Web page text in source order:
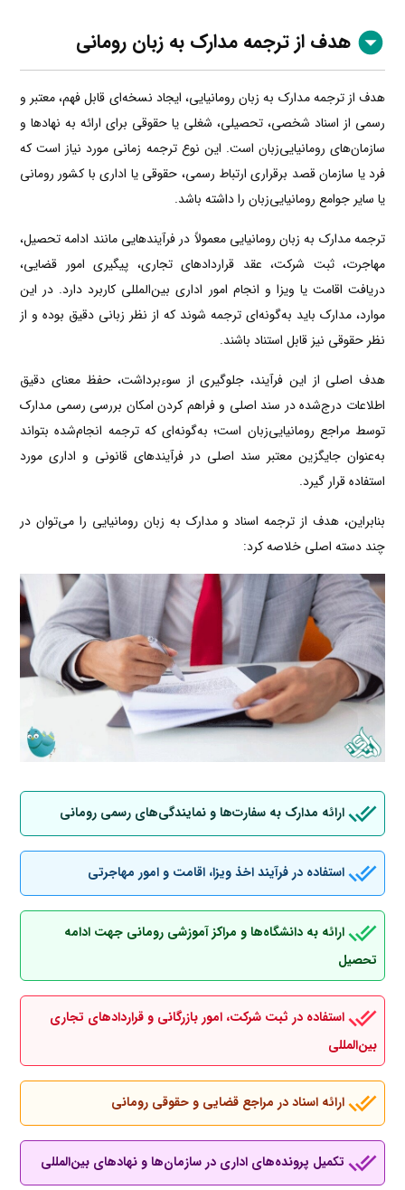
هدف از ترجمه مدارک به زبان رومانی
هدف از ترجمه مدارک به زبان رومانیایی، ایجاد نسخه‌ای قابل فهم، معتبر و
رسمی از اسناد شخصی، تحصیلی، شغلی یا حقوقی برای ارائه به نهادها و
سازمان‌های رومانیایی‌زبان است. این نوع ترجمه زمانی مورد نیاز است که
فرد یا سازمان قصد برقراری ارتباط رسمی، حقوقی یا اداری با کشور رومانی
یا سایر جوامع رومانیایی‌زبان را داشته باشد.
ترجمه مدارک به زبان رومانیایی معمولاً در فرآیندهایی مانند ادامه تحصیل،
مهاجرت، ثبت شرکت، عقد قراردادهای تجاری، پیگیری امور قضایی،
دریافت اقامت یا ویزا و انجام امور اداری بین‌المللی کاربرد دارد. در این
موارد، مدارک باید به‌گونه‌ای ترجمه شوند که از نظر زبانی دقیق بوده و از
نظر حقوقی نیز قابل استناد باشند.
هدف اصلی از این فرآیند، جلوگیری از سوءبرداشت، حفظ معنای دقیق
اطلاعات درج‌شده در سند اصلی و فراهم کردن امکان بررسی رسمی مدارک
توسط مراجع رومانیایی‌زبان است؛ به‌گونه‌ای که ترجمه انجام‌شده بتواند
به‌عنوان جایگزین معتبر سند اصلی در فرآیندهای قانونی و اداری مورد
استفاده قرار گیرد.
بنابراین، هدف از ترجمه اسناد و مدارک به زبان رومانیایی را می‌توان در
چند دسته اصلی خلاصه کرد:
ارائه مدارک به سفارت‌ها و نمایندگی‌های رسمی رومانی
استفاده در فرآیند اخذ ویزا، اقامت و امور مهاجرتی
ارائه به دانشگاه‌ها و مراکز آموزشی رومانی جهت ادامه
تحصیل
استفاده در ثبت شرکت، امور بازرگانی و قراردادهای تجاری
بین‌المللی
ارائه اسناد در مراجع قضایی و حقوقی رومانی
تکمیل پرونده‌های اداری در سازمان‌ها و نهادهای بین‌المللی